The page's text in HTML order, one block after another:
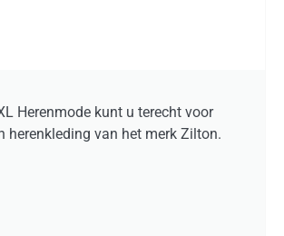
Herenmode kunt u terecht voor
herenkleding van het merk Zilton.